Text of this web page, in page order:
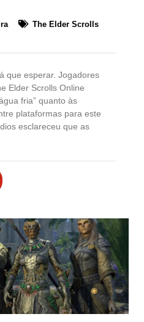
The Elder Scrolls
que esperar. Jogadores
Elder Scrolls Online
fria” quanto às
plataformas para este
esclareceu que as